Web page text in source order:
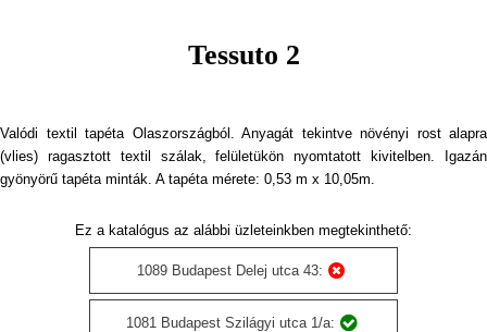
Tessuto 2
Valódi textil tapéta Olaszországból. Anyagát tekintve növényi rost alapra
(vlies) ragasztott textil szálak, felületükön nyomtatott kivitelben. Igazán
gyönyörű tapéta minták. A tapéta mérete: 0,53 m x 10,05m.
Ez a katalógus az alábbi üzleteinkben megtekinthető:
1089 Budapest Delej utca 43:
1081 Budapest Szilágyi utca 1/a: